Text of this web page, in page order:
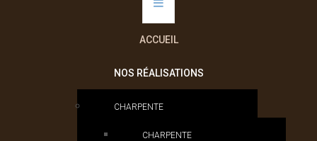
ACCUEIL
NOS RÉALISATIONS
CHARPENTE
CHARPENTE